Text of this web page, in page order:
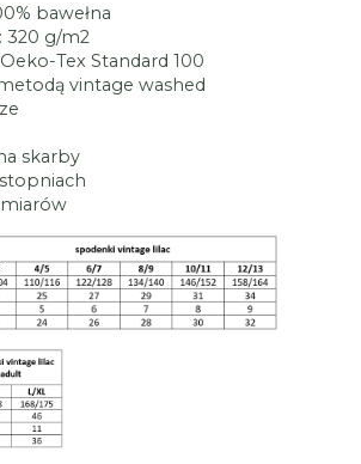
bawełna
320 g/m2
Tex Standard 100
vintage washed
skarby